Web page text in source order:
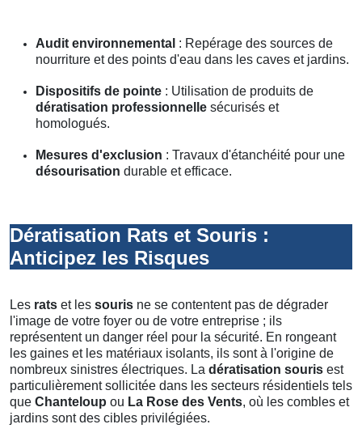
Audit environnemental : Repérage des sources de
nourriture et des points d'eau dans les caves et jardins.
Dispositifs de pointe : Utilisation de produits de
dératisation professionnelle sécurisés et
homologués.
Mesures d'exclusion : Travaux d'étanchéité pour une
désourisation durable et efficace.
Dératisation Rats et Souris :
Anticipez les Risques
Les rats et les souris ne se contentent pas de dégrader
l'image de votre foyer ou de votre entreprise ; ils
représentent un danger réel pour la sécurité. En rongeant
les gaines et les matériaux isolants, ils sont à l'origine de
nombreux sinistres électriques. La dératisation souris est
particulièrement sollicitée dans les secteurs résidentiels tels
que Chanteloup ou La Rose des Vents, où les combles et
jardins sont des cibles privilégiées.